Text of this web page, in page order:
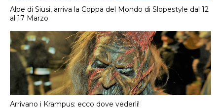
Alpe di Siusi, arriva la Coppa del Mondo di Slopestyle dal 12
al 17 Marzo
Arrivano i Krampus: ecco dove vederli!